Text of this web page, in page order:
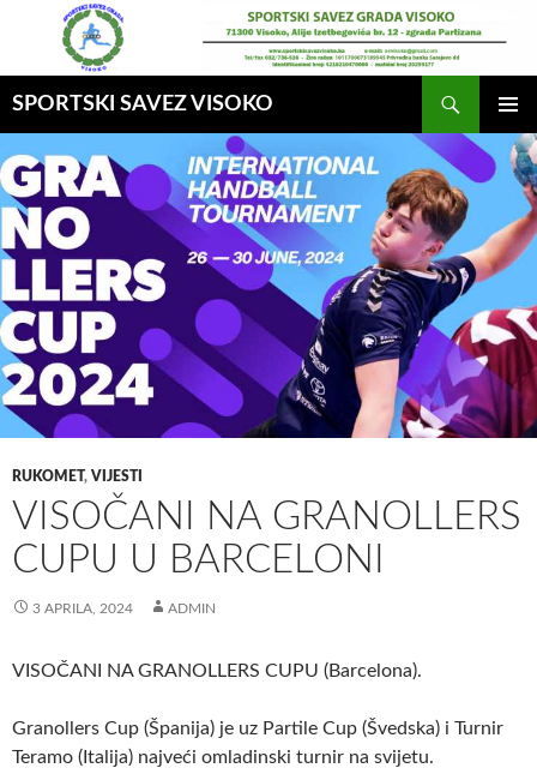
SPORTSKI SAVEZ VISOKO
GLAVNI
MENI
RUKOMET, VIJESTI
VISOČANI NA GRANOLLERS
CUPU U BARCELONI
3 APRILA, 2024 ADMIN
VISOČANI NA GRANOLLERS CUPU (Barcelona).
Granollers Cup (Španija) je uz Partile Cup (Švedska) i Turnir
Teramo (Italija) najveći omladinski turnir na svijetu.